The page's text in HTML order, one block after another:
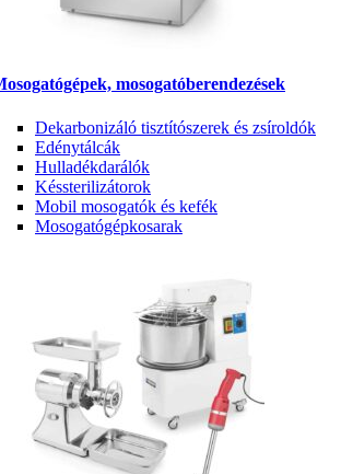
mosogatóberendezések
Dekarbonizáló tisztítószerek és zsíroldók
Edénytálcák
Hulladékdarálók
Késsterilizátorok
Mobil mosogatók és kefék
Mosogatógépkosarak